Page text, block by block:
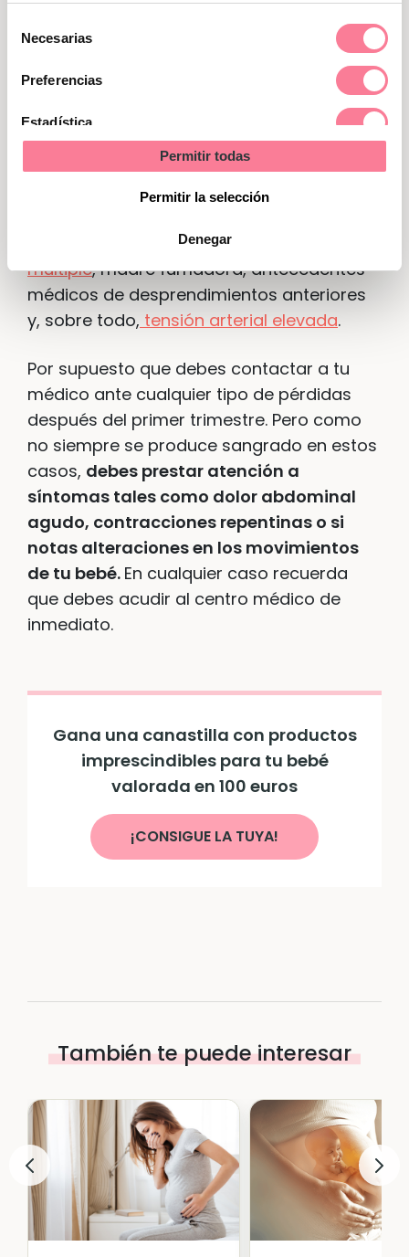
Necesarias
Preferencias
Estadística
Permitir todas
Permitir la selección
Denegar
debe nacer (a veces, en forma
prematura) para tratar de salvar su vida.
Factores de riesgo y síntomas a
vigilar
No se conocen las causas exactas del
desprendimiento de placenta. Sin
una edad mayor a 40 años
múltiple, madre fumadora, antecedentes
médicos de desprendimientos anteriores
y, sobre todo, tensión arterial elevada.
Por supuesto que debes contactar a tu
médico ante cualquier tipo de pérdidas
después del primer trimestre. Pero como
no siempre se produce sangrado en estos
casos, debes prestar atención a
síntomas tales como dolor abdominal
agudo, contracciones repentinas o si
notas alteraciones en los movimientos
de tu bebé. En cualquier caso recuerda
que debes acudir al centro médico de
inmediato.
Gana una canastilla con productos
imprescindibles para tu bebé
valorada en 100 euros
¡CONSIGUE LA TUYA!
También te puede interesar